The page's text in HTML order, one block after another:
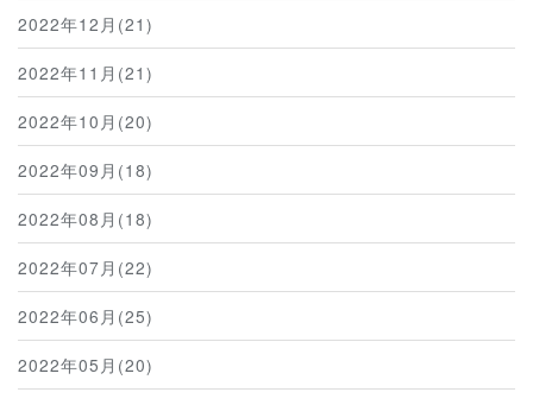
2022年12月(21)
2022年11月(21)
2022年10月(20)
2022年09月(18)
2022年08月(18)
2022年07月(22)
2022年06月(25)
2022年05月(20)